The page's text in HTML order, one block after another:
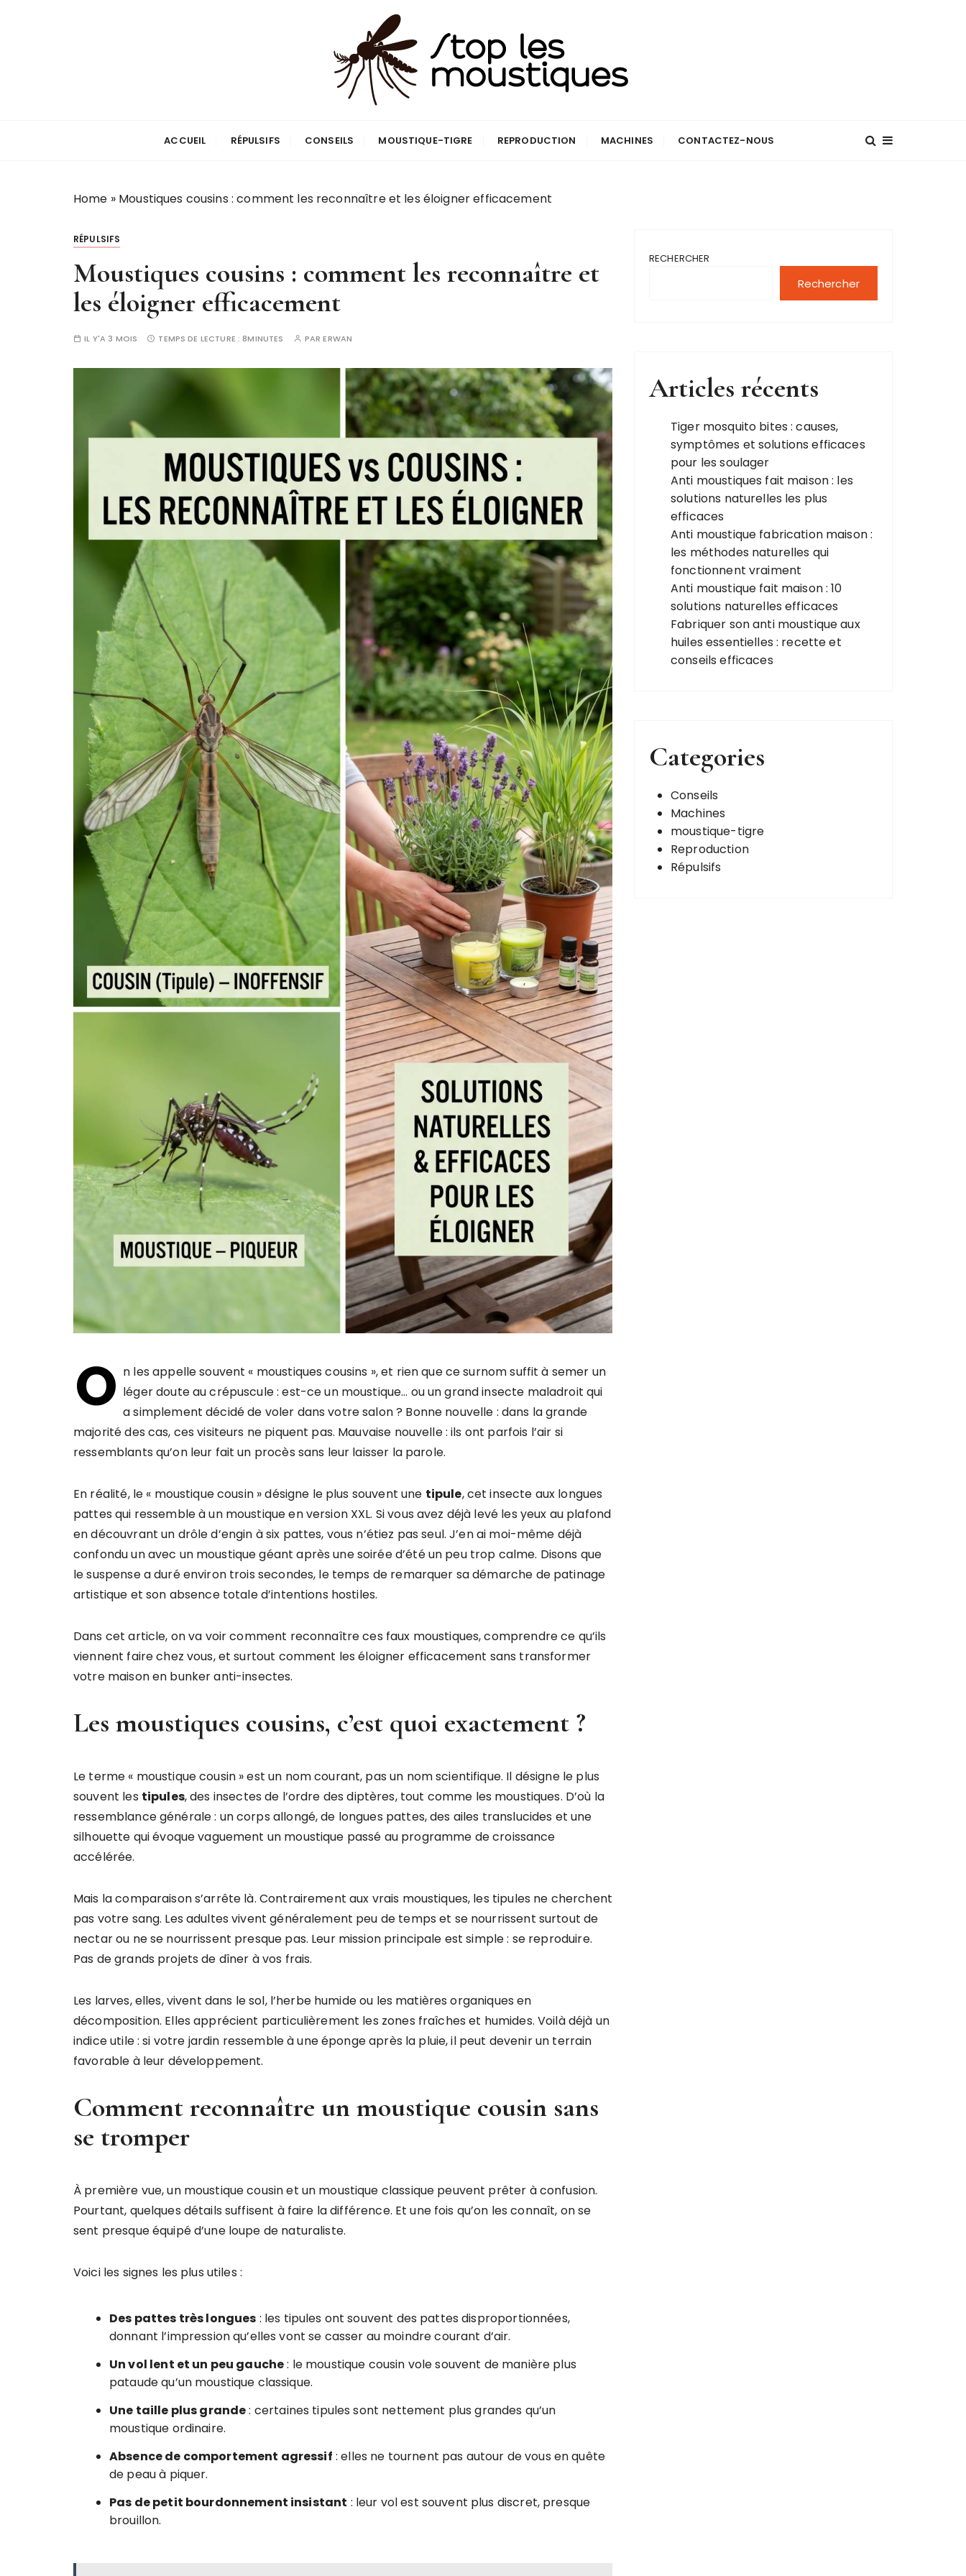
Stop les Moustique
ACCUEIL RÉPULSIFS CONSEILS MOUSTIQUE-TIGRE REPRODUCTION MACHINES CONTACTEZ-NOUS
Home » Moustiques cousins : comment les reconnaître et les éloigner efficacement
RÉPULSIFS
Moustiques cousins : comment les reconnaître et
les éloigner efficacement
IL Y'A 3 MOIS TEMPS DE LECTURE :8MINUTES PARERWAN
O n les appelle souvent « moustiques cousins », et rien que ce surnom suffit à semer un
léger doute au crépuscule : est-ce un moustique… ou un grand insecte maladroit qui
a simplement décidé de voler dans votre salon ? Bonne nouvelle : dans la grande
majorité des cas, ces visiteurs ne piquent pas. Mauvaise nouvelle : ils ont parfois l’air si
ressemblants qu’on leur fait un procès sans leur laisser la parole.
En réalité, le « moustique cousin » désigne le plus souvent une tipule, cet insecte aux longues
pattes qui ressemble à un moustique en version XXL. Si vous avez déjà levé les yeux au plafond
en découvrant un drôle d’engin à six pattes, vous n’étiez pas seul. J’en ai moi-même déjà
confondu un avec un moustique géant après une soirée d’été un peu trop calme. Disons que
le suspense a duré environ trois secondes, le temps de remarquer sa démarche de patinage
artistique et son absence totale d’intentions hostiles.
Dans cet article, on va voir comment reconnaître ces faux moustiques, comprendre ce qu’ils
viennent faire chez vous, et surtout comment les éloigner efficacement sans transformer
votre maison en bunker anti-insectes.
Les moustiques cousins, c’est quoi exactement ?
Le terme « moustique cousin » est un nom courant, pas un nom scientifique. Il désigne le plus
souvent les tipules, des insectes de l’ordre des diptères, tout comme les moustiques. D’où la
ressemblance générale : un corps allongé, de longues pattes, des ailes translucides et une
silhouette qui évoque vaguement un moustique passé au programme de croissance
accélérée.
Mais la comparaison s’arrête là. Contrairement aux vrais moustiques, les tipules ne cherchent
pas votre sang. Les adultes vivent généralement peu de temps et se nourrissent surtout de
nectar ou ne se nourrissent presque pas. Leur mission principale est simple : se reproduire.
Pas de grands projets de dîner à vos frais.
Les larves, elles, vivent dans le sol, l’herbe humide ou les matières organiques en
décomposition. Elles apprécient particulièrement les zones fraîches et humides. Voilà déjà un
indice utile : si votre jardin ressemble à une éponge après la pluie, il peut devenir un terrain
favorable à leur développement.
Comment reconnaître un moustique cousin sans
se tromper
À première vue, un moustique cousin et un moustique classique peuvent prêter à confusion.
Pourtant, quelques détails suffisent à faire la différence. Et une fois qu’on les connaît, on se
sent presque équipé d’une loupe de naturaliste.
Voici les signes les plus utiles :
Des pattes très longues : les tipules ont souvent des pattes disproportionnées,
donnant l’impression qu’elles vont se casser au moindre courant d’air.
Un vol lent et un peu gauche: le moustique cousin vole souvent de manière plus
pataude qu’un moustique classique.
Une taille plus grande: certaines tipules sont nettement plus grandes qu’un
moustique ordinaire.
Absence de comportement agressif : elles ne tournent pas autour de vous en quête
de peau à piquer.
Pas de petit bourdonnement insistant : leur vol est souvent plus discret, presque
brouillon.
RECHERCHER
Rechercher
Articles récents
Tiger mosquito bites : causes,
symptômes et solutions efficaces
pour les soulager
Anti moustiques fait maison : les
solutions naturelles les plus
efficaces
Anti moustique fabrication maison :
les méthodes naturelles qui
fonctionnent vraiment
Anti moustique fait maison : 10
solutions naturelles efficaces
Fabriquer son anti moustique aux
huiles essentielles : recette et
conseils efficaces
Categories
Conseils
Machines
moustique-tigre
Reproduction
Répulsifs